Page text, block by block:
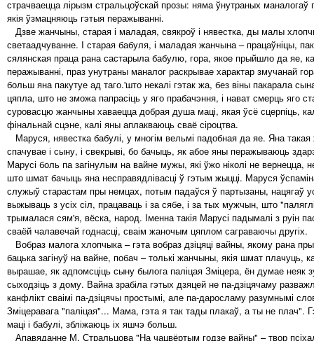
страчваецца лірызм стральцоўскай прозы: няма ўнутраных
якія ўзмацняюць гэтыя перажыванні.
Дзве жанчыны, старая і маладая, свякроў і нявестка, ды малы
светаадчуванне. I старая бабуля, і маладая жанчына – працаўніцы,
сялянская праца рана састарыла бабулю, гора, якое прыйшло да яе,
перажыванні, праз унутраны маналог раскрывае характар змучанай
больш яна пакутуе ад таго.'што некалі гэтак жа, без віны пакарала
цяпла, што не зможа папрасіць у яго прабачэння, і нават смерць яго
суровасцю жанчыны хаваецца добрая душа маці, якая ўсё сцерпіць,
фінальнай сцэне, калі яны аплакваюць сваё сіроцтва.
Маруся, нявестка бабулі, у многім вельмі падобная да яе. Яна
спачувае і сыну, і свекрыві, бо бачыць, як абое яны перажываюць
Марусі боль па загінулым на вайне мужы, які ўжо ніколі не
што шмат бачыць яна несправядлівасці ў гэтым жыцці. Маруся
служыў старастам пры немцах, потым падаўся ў партызаны, нацягаў
выжываць з усіх сіл, працаваць і за сябе, і за тых мужчын, што
трымалася сям'я, вёска, народ. Іменна такія Марусі падымалі з руін
сваёй чалавечай годнасці, сваім жаночым цяплом саграваючы другіх.
Вобраз малога хлопчыка – гэта вобраз дзіцяці вайны, якому рана
бацька загінуў на вайне, побач – толькі жанчыны, якія шмат
вырашае, як адпомсціць сыну былога паліцая Зміцера, ён думае неяк
сыходзіць з дому. Вайна зрабіла гэтых дзяцей не па-дзіцячаму
канфлікт сваімі па-дзіцячы простымі, але па-даросламу разумнымі
Зміцеравага "паліцая"... Мама, гэта я так тады плакаў, а ты не
маці і бабулі, збліжаюць іх яшчэ больш.
Апавяданне М. Стральцова "На чацвёртым годзе вайны" – твор